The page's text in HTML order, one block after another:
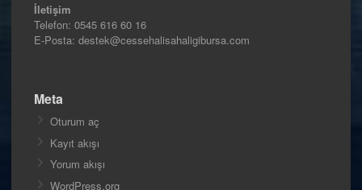
İletişim
Telefon: 0545 616 60 16
E-Posta: destek@cessehalisahaligibursa.com
Meta
Oturum aç
Kayıt akışı
Yorum akışı
WordPress.org